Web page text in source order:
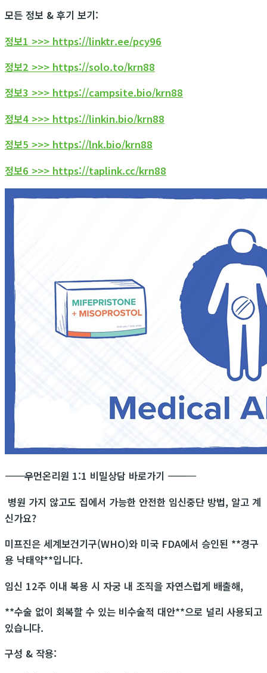
모든 정보 & 후기 보기:
정보1 >>> https://linktr.ee/pcy96
정보2 >>> https://solo.to/krn88
정보3 >>> https://campsite.bio/krn88
정보4 >>> https://linkin.bio/krn88
정보5 >>> https://lnk.bio/krn88
정보6 >>> https://taplink.cc/krn88
―――――――――――우먼온리원 1:1 비밀상담 바로가기 ―――――――――――
병원 가지 않고도 집에서 가능한 안전한 임신중단 방법, 알고 계
신가요?
미프진은 세계보건기구(WHO)와 미국 FDA에서 승인된 **경구
용 낙태약**입니다.
임신 12주 이내 복용 시 자궁 내 조직을 자연스럽게 배출해,
**수술 없이 회복할 수 있는 비수술적 대안**으로 널리 사용되고
있습니다.
구성 & 작용: